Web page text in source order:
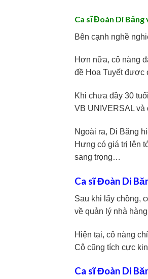
Ca sĩ Đoàn Di Băng
Bên cạnh nghề
Hơn nữa, cô nàng
đề Hoa Tuyết được
Khi chưa đầy 30
VB UNIVERSAL
Ngoài ra, Di Băng
Hưng có giá trị lên
sang trọng…
Ca sĩ Đoàn Di
Sau khi lấy chồng,
về quản lý nhà
Hiện tại, cô nàng
Cô cũng tích cực
Ca sĩ Đoàn Di